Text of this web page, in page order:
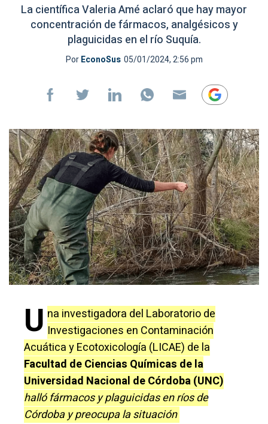
La científica Valeria Amé aclaró que hay mayor
concentración de fármacos, analgésicos y
plaguicidas en el río Suquía.
PorEconoSus 05/01/2024, 2:56 pm
U na investigadora del Laboratorio de
Investigaciones en Contaminación
Acuática y Ecotoxicología (LICAE) de la
Facultad de Ciencias Químicas de la
Universidad Nacional de Córdoba (UNC)
halló fármacos y plaguicidas en ríos de
Córdoba y preocupa la situación